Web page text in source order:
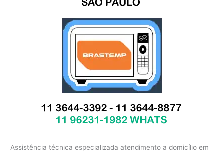
Assistência técnica especializada atendimento a domicílio em